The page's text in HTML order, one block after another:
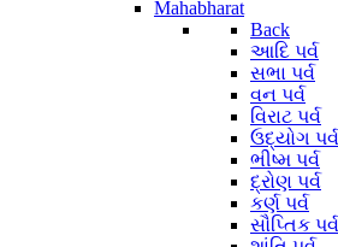
Mahabharat
Back
આદિ પર્વ
સભા પર્વ
વન પર્વ
વિરાટ પર્વ
ઉદ્યોગ પર્વ
ભીષ્મ પર્વ
દ્રોણ પર્વ
કર્ણ પર્વ
સૌપ્તિક પર્વ